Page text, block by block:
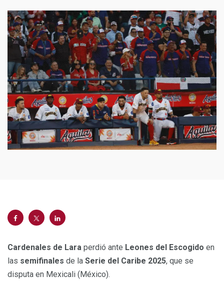
Cardenales de Lara perdió ante Leones del Escogido en
las semifinales de la Serie del Caribe 2025, que se
disputa en Mexicali (México).